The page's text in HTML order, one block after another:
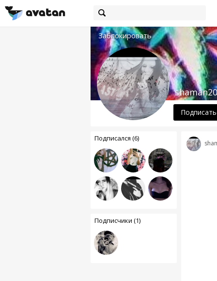
Заблокировать
Подписался (6)
Подписчики (1)